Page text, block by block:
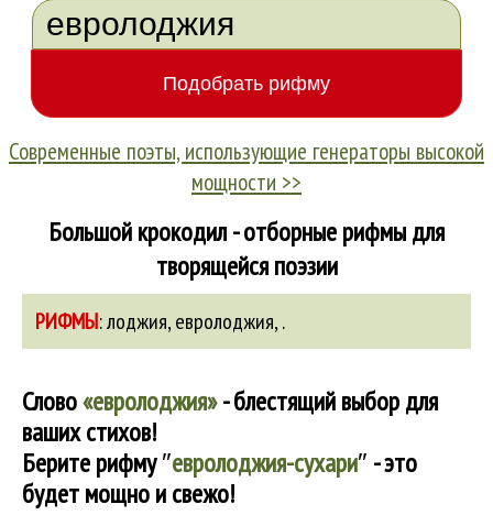
Современные поэты, использующие генераторы высокой
мощности >>
Большой крокодил - отборные рифмы для
творящейся поэзии
РИФМЫ:лоджия,евролоджия,.
Слово«евролоджия»- блестящий выбор для
ваших стихов!
Берите рифму″евролоджия-сухари″ - это
будет мощно и свежо!